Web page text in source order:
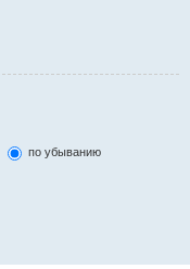
по убыванию